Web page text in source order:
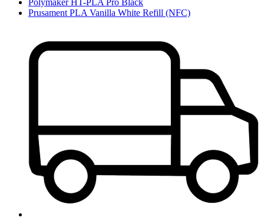
Polymaker HT-PLA Pro Black
Prusament PLA Vanilla White Refill (NFC)